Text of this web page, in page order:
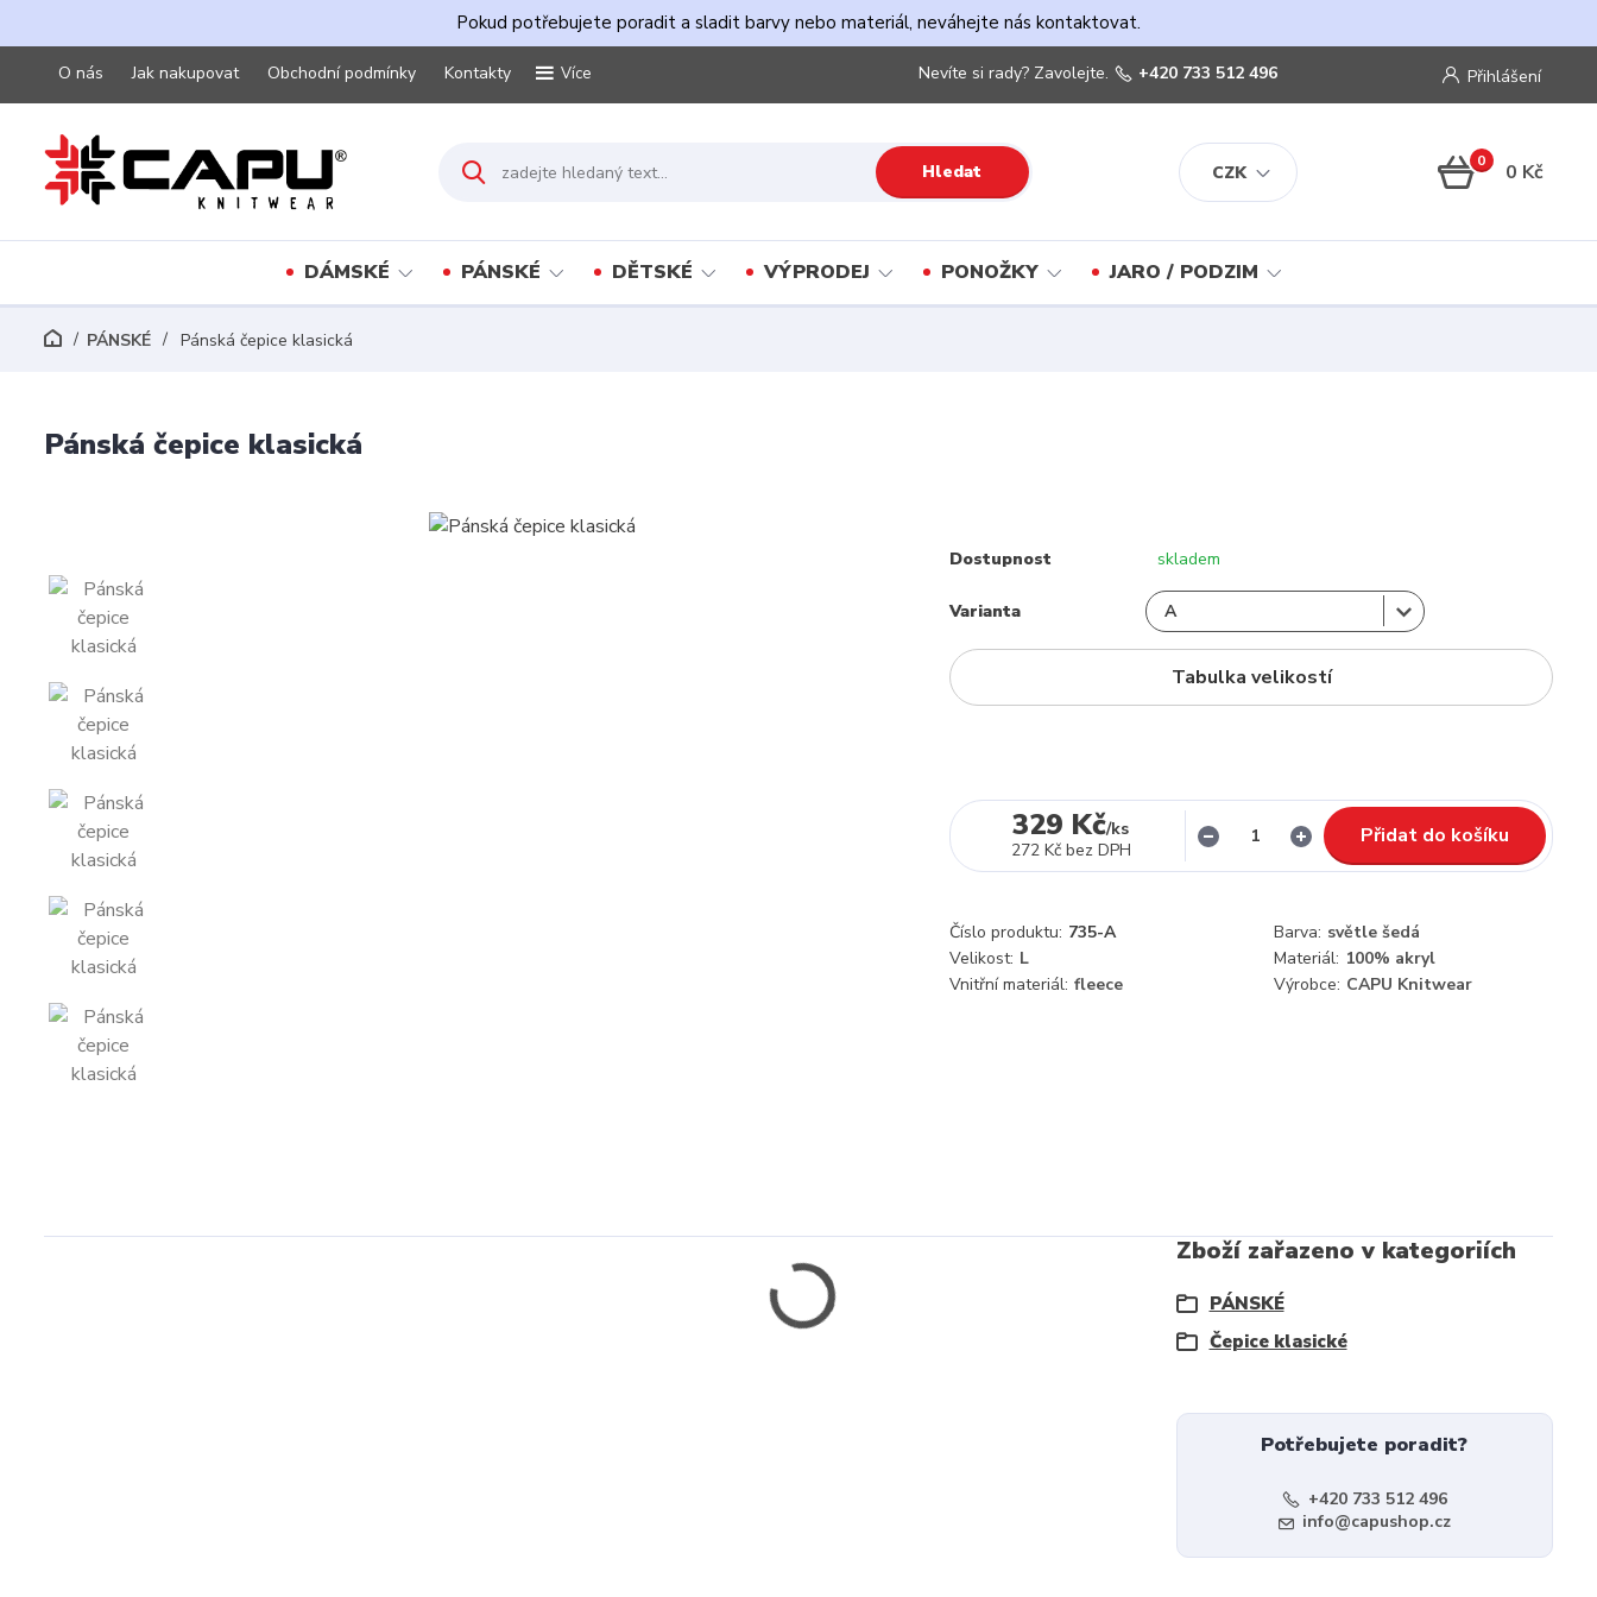
Pokud potřebujete poradit a sladit barvy nebo materiál, neváhejte nás kontaktovat.
O nás Jak nakupovat Obchodní podmínky Kontakty Více
CZK
Přihlášení
Hledat
Nevíte si rady? Zavolejte. +420 733 512 496
0 0 Kč
DÁMSKÉ PÁNSKÉ DĚTSKÉ VÝPRODEJ PONOŽKY JARO / PODZIM
PÁNSKÉ Pánská čepice klasická
Pánská čepice klasická
Dostupnost skladem
Varianta
Tabulka velikostí
329 Kč/ks
272 Kč bez DPH
Přidat do košíku
Číslo produktu: 735-A Barva: světle šedá
Velikost: L Materiál: 100% akryl
Vnitřní materiál: fleece Výrobce: CAPU Knitwear
Zboží zařazeno v kategoriích
PÁNSKÉ
Čepice klasické
Potřebujete poradit?
+420 733 512 496
info@capushop.cz